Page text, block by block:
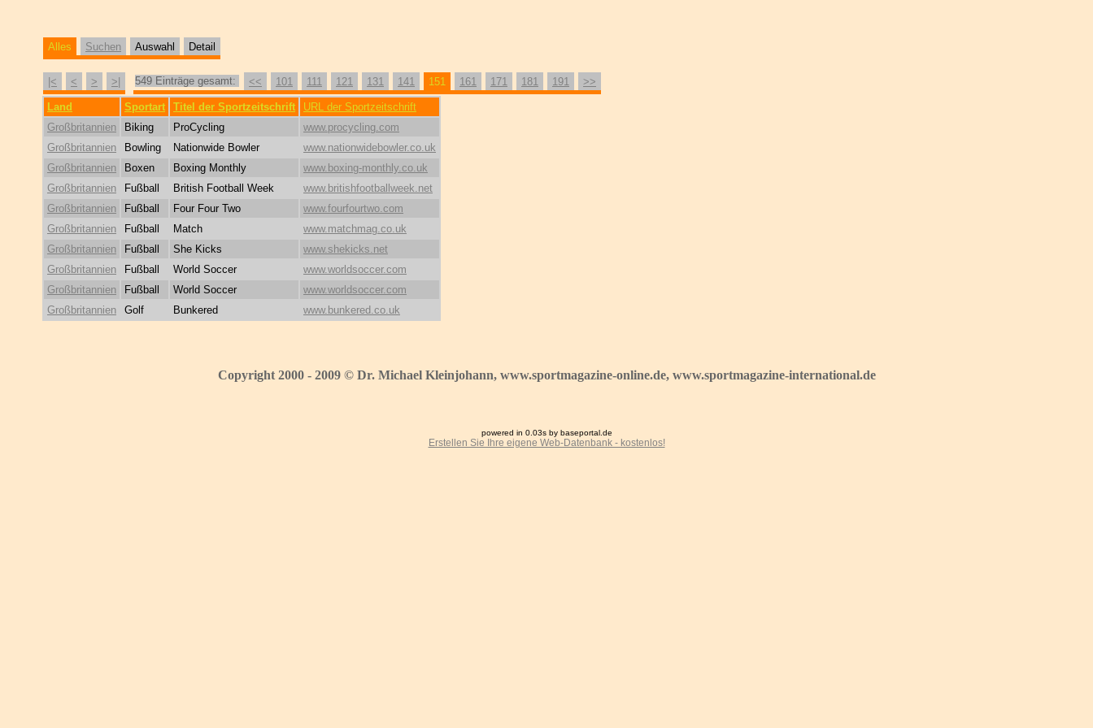
Alles Suchen Auswahl Detail
|< < > >| 549 Einträge gesamt: << 101 111 121 131 141 151 161 171 181 191 >>
Land Sportart Titel der Sportzeitschrift
URL der Sportzeitschrift
Großbritannien
Biking ProCycling
www.procycling.com
Großbritannien
Bowling Nationwide Bowler
www.nationwidebowler.co.uk
Großbritannien
Boxen Boxing Monthly
www.boxing-monthly.co.uk
Großbritannien
Fußball British Football Week
www.britishfootballweek.net
Großbritannien
Fußball Four Four Two
www.fourfourtwo.com
Großbritannien
Fußball Match
www.matchmag.co.uk
Großbritannien
Fußball She Kicks
www.shekicks.net
Großbritannien
Fußball World Soccer
www.worldsoccer.com
Großbritannien
Fußball World Soccer
www.worldsoccer.com
Großbritannien
Golf Bunkered www.bunkered.co.uk
Copyright 2000 - 2009 © Dr. Michael Kleinjohann, www.sportmagazine-online.de, www.sportmagazine-international.de
powered in 0.03s by baseportal.de
Erstellen Sie Ihre eigene Web-Datenbank - kostenlos!